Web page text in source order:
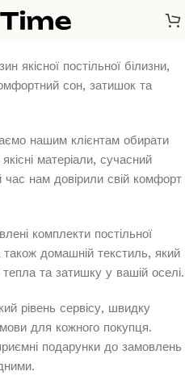
якісної постільної білизни,
сон, затишок та
нашим клієнтам обирати
матеріали, сучасний
час нам довірили свій комфорт
комплекти постільної
також домашній текстиль, який
та затишку у вашій оселі.
рівень сервісу, швидку
для кожного покупця.
подарунки до замовлень